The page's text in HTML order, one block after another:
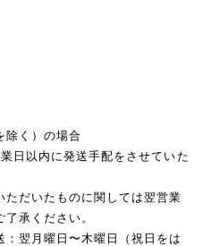
除く）の場合
日以内に発送手配をさせていた
だいたものに関しては翌営業
承ください。
月曜日〜木曜日（祝日をは